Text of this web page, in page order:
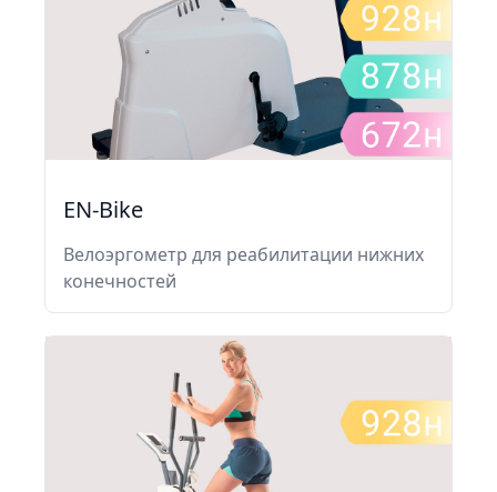
EN-Bike
Велоэргометр для реабилитации нижних
конечностей